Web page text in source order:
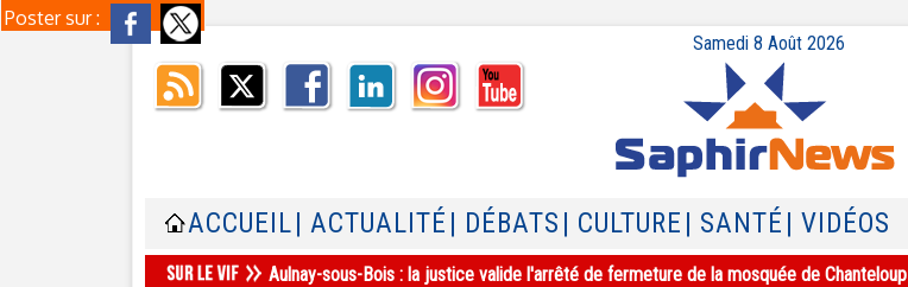
Poster sur :
Samedi 8 Août 2026
ACCUEIL | ACTUALITÉ | DÉBATS | CULTURE | SANTÉ | VIDÉOS
Aulnay-sous-Bois : la justice valide l'arrêté de fermeture de la mosquée de Chanteloup